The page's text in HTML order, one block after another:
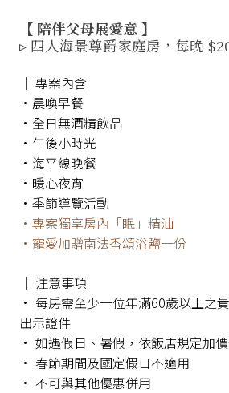
【 陪伴父母展愛意 】
▹ 四人海景尊爵家庭房，每晚
│ 專案內含
•晨喚早餐
•全日無酒精飲品
•午後小時光
•海平線晚餐
•暖心夜宵
•季節導覽活動
•專案獨享房內「眠」精油
•寵愛加贈南法香頌浴鹽一份
│ 注意事項
• 每房需至少一位年滿60歲以上之
出示證件
• 如遇假日、暑假，依飯店規定加
• 春節期間及國定假日不適用
• 不可與其他優惠併用